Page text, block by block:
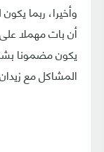
وأخيرا، ربما
أن بات مهملا
يكون مضمونا
المشاكل مع